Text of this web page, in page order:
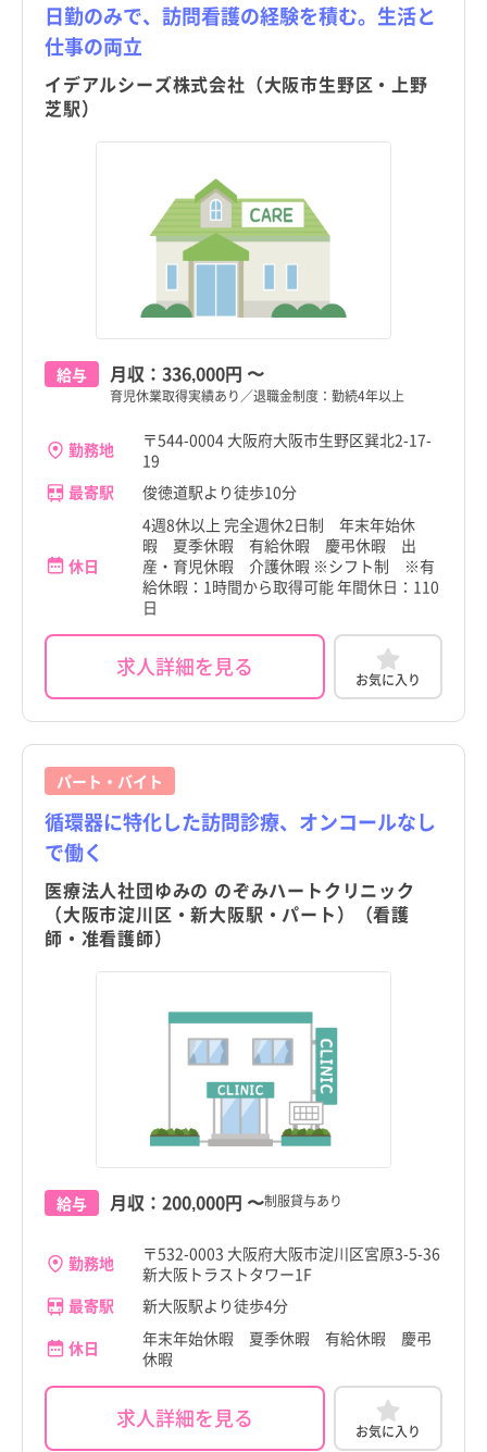
日勤のみで、訪問看護の経験を積む。生活と
仕事の両立
イデアルシーズ株式会社（大阪市生野区・上野
芝駅）
給与 月収： 336,000円 〜
育児休業取得実績あり／退職金制度：勤続4年以上
勤務地
〒544-0004 大阪府大阪市生野区巽北2-17-
19
最寄駅
俊徳道駅より徒歩10分
休日
4週8休以上 完全週休2日制 年末年始休
暇 夏季休暇 有給休暇 慶弔休暇 出
産・育児休暇 介護休暇 ※シフト制 ※有
給休暇：1時間から取得可能 年間休日：110
日
求人詳細を見る お気に入り
パート・バイト
循環器に特化した訪問診療、オンコールなし
で働く
医療法人社団ゆみの のぞみハートクリニック
（大阪市淀川区・新大阪駅・パート）（看護
師・准看護師）
給与 月収： 200,000円 〜制服貸与あり
勤務地
〒532-0003 大阪府大阪市淀川区宮原3-5-36
新大阪トラストタワー1F
最寄駅
新大阪駅より徒歩4分
休日
年末年始休暇 夏季休暇 有給休暇 慶弔
休暇
求人詳細を見る お気に入り